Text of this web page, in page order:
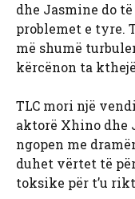
dhe Jasmine do
problemet e tyre.
më shumë
kërcënon ta
TLC mori një
aktorë Xhino dhe
ngopen me
duhet vërtet të
toksike për t’u